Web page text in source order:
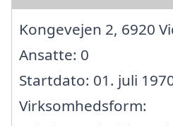
Kongevejen 2, 6920
Ansatte: 0
Startdato: 01. juli
Virksomhedsform: